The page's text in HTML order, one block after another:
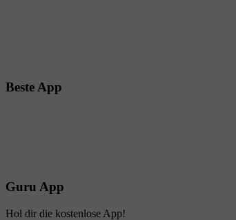
Beste App
Guru App
Hol dir die kostenlose App!